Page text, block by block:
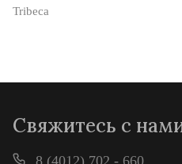
Tribeca
Свяжитесь с